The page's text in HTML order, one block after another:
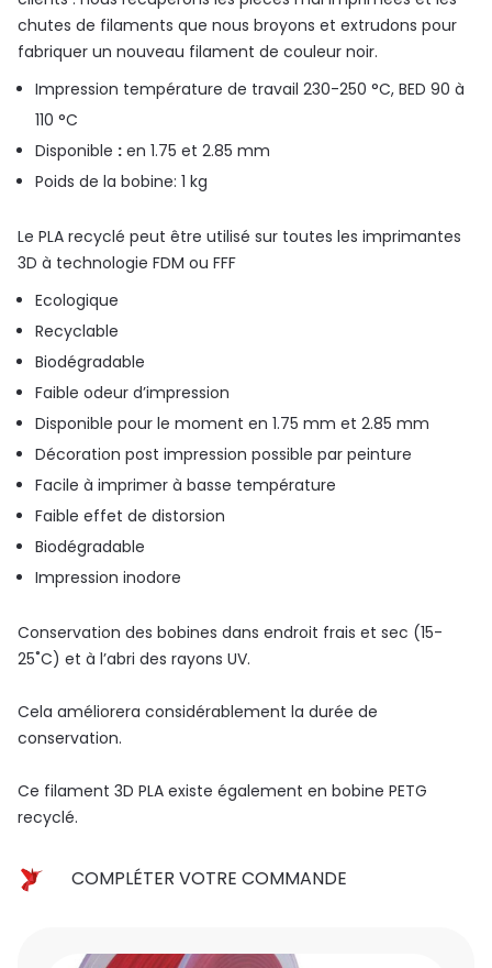
chutes de filaments que nous broyons et extrudons pour
fabriquer un nouveau filament de couleur noir.
Impression température de travail 230-250 °C, BED 90 à
110 °C
Disponible : en 1.75 et 2.85 mm
Poids de la bobine: 1 kg
Le PLA recyclé peut être utilisé sur toutes les imprimantes
3D à technologie FDM ou FFF
Ecologique
Recyclable
Biodégradable
Faible odeur d’impression
Disponible pour le moment en 1.75 mm et 2.85 mm
Décoration post impression possible par peinture
Facile à imprimer à basse température
Faible effet de distorsion
Biodégradable
Impression inodore
Conservation des bobines dans endroit frais et sec (15-
25˚C) et à l’abri des rayons UV.
Cela améliorera considérablement la durée de
conservation.
Ce filament 3D PLA existe également en bobine PETG
recyclé.
COMPLÉTER VOTRE COMMANDE